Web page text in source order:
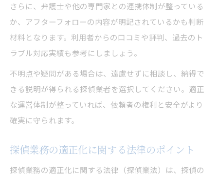
さらに、弁護士や他の専門家との連携体制が整っている
か、アフターフォローの内容が明記されているかも判断
材料となります。利用者からの口コミや評判、過去のト
ラブル対応実績も参考にしましょう。
不明点や疑問がある場合は、遠慮せずに相談し、納得で
きる説明が得られる探偵業者を選択してください。適正
な運営体制が整っていれば、依頼者の権利と安全がより
確実に守られます。
探偵業務の適正化に関する法律のポイント
探偵業務の適正化に関する法律（探偵業法）は、探偵の